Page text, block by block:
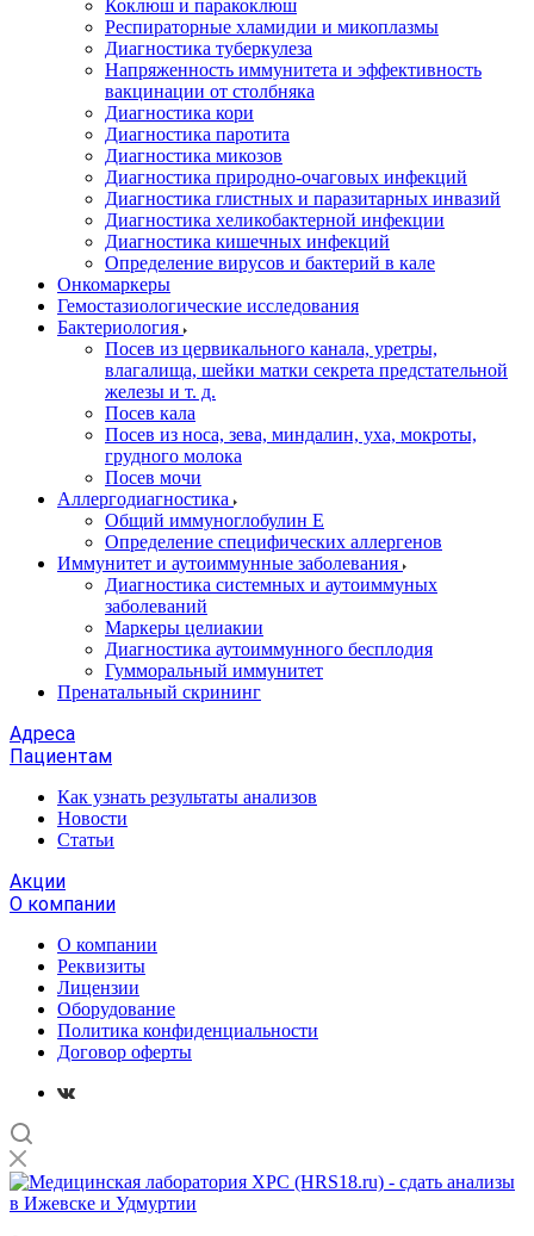
Коклюш и паракоклюш
Респираторные хламидии и микоплазмы
Диагностика туберкулеза
Напряженность иммунитета и эффективность
вакцинации от столбняка
Диагностика кори
Диагностика паротита
Диагностика микозов
Диагностика природно-очаговых инфекций
Диагностика глистных и паразитарных инвазий
Диагностика хеликобактерной инфекции
Диагностика кишечных инфекций
Определение вирусов и бактерий в кале
Онкомаркеры
Гемостазиологические исследования
Бактериология
Посев из цервикального канала, уретры,
влагалища, шейки матки секрета предстательной
железы и т. д.
Посев кала
Посев из носа, зева, миндалин, уха, мокроты,
грудного молока
Посев мочи
Аллергодиагностика
Общий иммуноглобулин Е
Определение специфических аллергенов
Иммунитет и аутоиммунные заболевания
Диагностика системных и аутоиммуных
заболеваний
Маркеры целиакии
Диагностика аутоиммунного бесплодия
Гумморальный иммунитет
Пренатальный скрининг
Адреса
Пациентам
Как узнать результаты анализов
Новости
Статьи
Акции
О компании
О компании
Реквизиты
Лицензии
Оборудование
Политика конфиденциальности
Договор оферты